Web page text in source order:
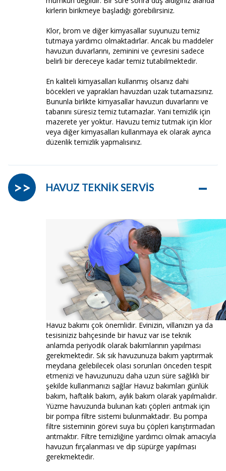
kirlerin birikmeye başladığı görebilirsiniz.
Klor, brom ve diğer kimyasallar suyunuzu temiz
tutmaya yardımcı olmaktadırlar. Ancak bu maddeler
havuzun duvarlarını, zeminini ve çevresini sadece
belirli bir dereceye kadar temiz tutabilmektedir.
En kaliteli kimyasalları kullanmış olsanız dahi
böcekleri ve yaprakları havuzdan uzak tutamazsınız.
Bununla birlikte kimyasallar havuzun duvarlarını ve
tabanını süresiz temiz tutamazlar. Yani temizlik için
mazerete yer yoktur. Havuzu temiz tutmak için klor
veya diğer kimyasalları kullanmaya ek olarak ayrıca
düzenlik temizlik yapmalısınız.
HAVUZ TEKNİK SERVİS –
>>
Havuz bakımı çok önemlidir. Evinizin, villanızın ya da
tesisiniziz bahçesinde bir havuz var ise teknik
anlamda periyodik olarak bakımlarının yapılması
gerekmektedir. Sık sık havuzunuza bakım yaptırmak
meydana gelebilecek olası sorunları önceden tespit
etmenizi ve havuzunuzu daha uzun süre sağlıklı bir
şekilde kullanmanızı sağlar Havuz bakımları günlük
bakım, haftalık bakım, aylık bakım olarak yapılmalıdır.
Yüzme havuzunda bulunan katı çöpleri arıtmak için
bir pompa filtre sistemi bulunmaktadır. Bu pompa
filtre sisteminin görevi suya bu çöpleri karıştırmadan
arıtmaktır. Filtre temizliğine yardımcı olmak amacıyla
havuzun fırçalanması ve dip süpürge yapılması
gerekmektedir.